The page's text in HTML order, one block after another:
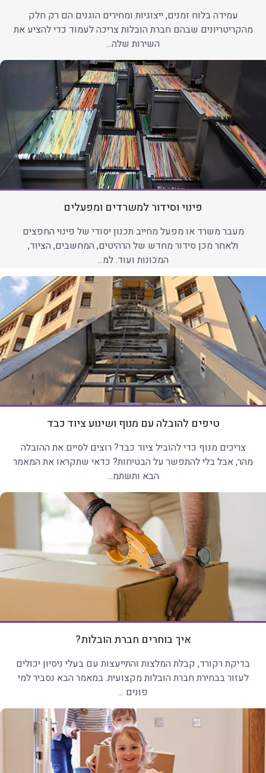
עמידה בלוח זמנים, ייצוגיות ומחירים הוגנים הם רק חלק
מהקריטריונים שבהם חברת הובלות צריכה לעמוד כדי להציע את
השירות שלה...
פינוי וסידור למשרדים ומפעלים
מעבר משרד או מפעל מחייב תכנון יסודי של פינוי החפצים
ולאחר מכן סידור מחדש של הרהיטים, המחשבים, הציוד,
המכונות ועוד. למ...
טיפים להובלה עם מנוף ושינוע ציוד כבד
צריכים מנוף כדי להוביל ציוד כבד? רוצים לסיים את ההובלה
מהר, אבל בלי להתפשר על הבטיחות? כדאי שתקראו את המאמר
הבא ותשתמ...
איך בוחרים חברת הובלות?
בדיקת רקורד, קבלת המלצות והתייעצות עם בעלי ניסיון יכולים
לעזור בבחירת חברת הובלות מקצועית. במאמר הבא נסביר למי
פונים ...